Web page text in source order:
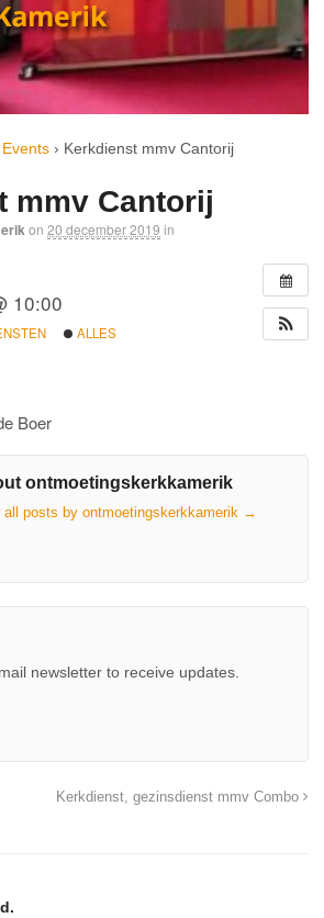
Events › Kerkdienst mmv Cantorij
mmv Cantorij
on 20 december 2019 in
10:00
ALLES
Boer
ontmoetingskerkkamerik
all posts by ontmoetingskerkkamerik →
newsletter to receive updates.
Kerkdienst, gezinsdienst mmv Combo